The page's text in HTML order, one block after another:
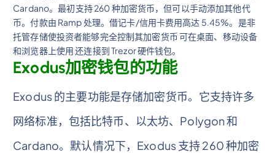
Cardano。最初支持 260 种加密货币，但可以手动添加其他代
币。付款由 Ramp 处理。借记卡/信用卡费用高达 5.45%。是非
托管存储使投资者能够完全控制其加密货币 可在桌面、移动设备
和浏览器上使用 还连接到 Trezor 硬件钱包。
Exodus加密钱包的功能
Exodus 的主要功能是存储加密货币。它支持许多
网络标准，包括比特币、以太坊、Polygon 和
Cardano。默认情况下，Exodus 支持 260 种加密